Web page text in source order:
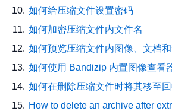
如何给压缩文件设置密码
如何加密压缩文件内文件名
如何预览压缩文件内图像、文档
如何使用 Bandizip 内置图像查看
如何在删除压缩文件时将其移至
How to delete an archive after